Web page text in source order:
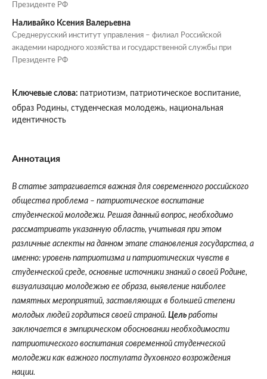
Президенте РФ
Наливайко Ксения Валерьевна
Среднерусский институт управления – филиал Российской
академии народного хозяйства и государственной службы при
Президенте РФ
Ключевые слова: патриотизм, патриотическое воспитание,
образ Родины, студенческая молодежь, национальная
идентичность
Аннотация
В статье затрагивается важная для современного российского
общества проблема – патриотическое воспитание
студенческой молодежи. Решая данный вопрос, необходимо
рассматривать указанную область, учитывая при этом
различные аспекты на данном этапе становления государства, а
именно: уровень патриотизма и патриотических чувств в
студенческой среде, основные источники знаний о своей Родине,
визуализацию молодежью ее образа, выявление наиболее
памятных мероприятий, заставляющих в большей степени
молодых людей гордиться своей страной. Цельработы
заключается в эмпирическом обосновании необходимости
патриотического воспитания современной студенческой
молодежи как важного постулата духовного возрождения
нации.